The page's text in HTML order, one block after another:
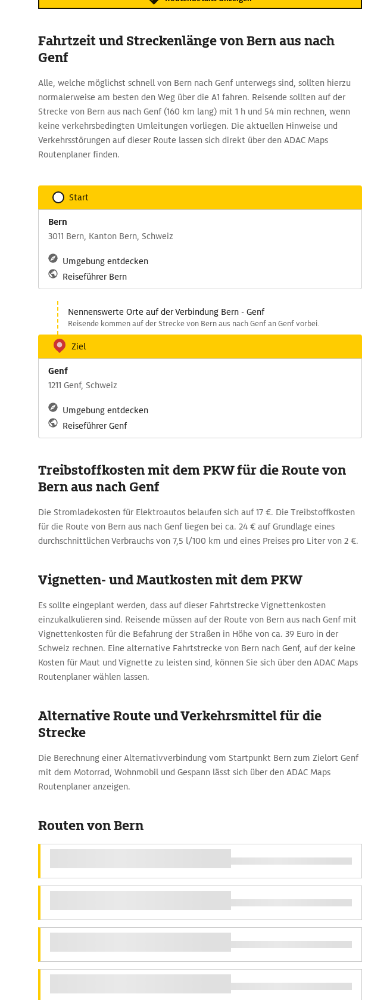
Fahrtzeit und Streckenlänge von Bern aus nach
Genf
Alle, welche möglichst schnell von Bern nach Genf unterwegs sind, sollten hierzu
normalerweise am besten den Weg über die A1 fahren. Reisende sollten auf der
Strecke von Bern aus nach Genf (160 km lang) mit 1 h und 54 min rechnen, wenn
keine verkehrsbedingten Umleitungen vorliegen. Die aktuellen Hinweise und
Verkehrsstörungen auf dieser Route lassen sich direkt über den ADAC Maps
Routenplaner finden.
Start
Bern
3011 Bern, Kanton Bern, Schweiz
Umgebung entdecken
Reiseführer Bern
Nennenswerte Orte auf der Verbindung Bern - Genf
Reisende kommen auf der Strecke von Bern aus nach Genf an Genf vorbei.
Ziel
Genf
1211 Genf, Schweiz
Umgebung entdecken
Reiseführer Genf
Treibstoffkosten mit dem PKW für die Route von
Bern aus nach Genf
Die Stromladekosten für Elektroautos belaufen sich auf 17 €. Die Treibstoffkosten
für die Route von Bern aus nach Genf liegen bei ca. 24 € auf Grundlage eines
durchschnittlichen Verbrauchs von 7,5 l/100 km und eines Preises pro Liter von 2 €.
Vignetten- und Mautkosten mit dem PKW
Es sollte eingeplant werden, dass auf dieser Fahrtstrecke Vignettenkosten
einzukalkulieren sind. Reisende müssen auf der Route von Bern aus nach Genf mit
Vignettenkosten für die Befahrung der Straßen in Höhe von ca. 39 Euro in der
Schweiz rechnen. Eine alternative Fahrtstrecke von Bern nach Genf, auf der keine
Kosten für Maut und Vignette zu leisten sind, können Sie sich über den ADAC Maps
Routenplaner wählen lassen.
Alternative Route und Verkehrsmittel für die
Strecke
Die Berechnung einer Alternativverbindung vom Startpunkt Bern zum Zielort Genf
mit dem Motorrad, Wohnmobil und Gespann lässt sich über den ADAC Maps
Routenplaner anzeigen.
Routen von Bern